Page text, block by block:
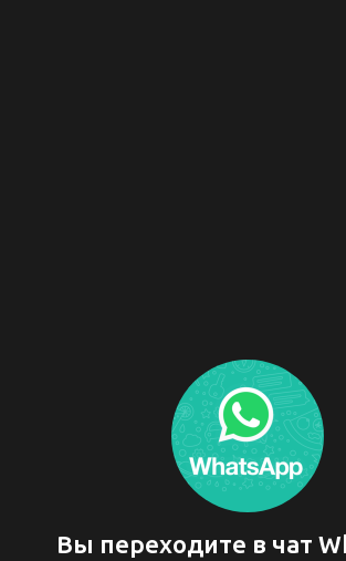
Вы переходите в чат